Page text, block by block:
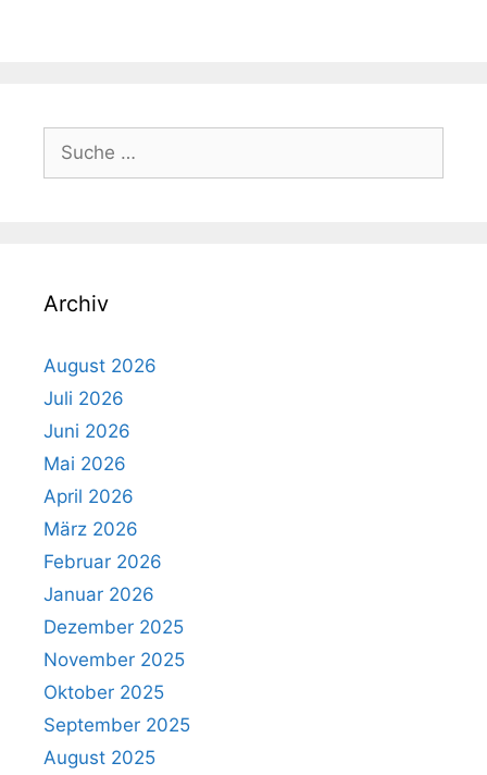
Suche
nach:
Archiv
August 2026
Juli 2026
Juni 2026
Mai 2026
April 2026
März 2026
Februar 2026
Januar 2026
Dezember 2025
November 2025
Oktober 2025
September 2025
August 2025